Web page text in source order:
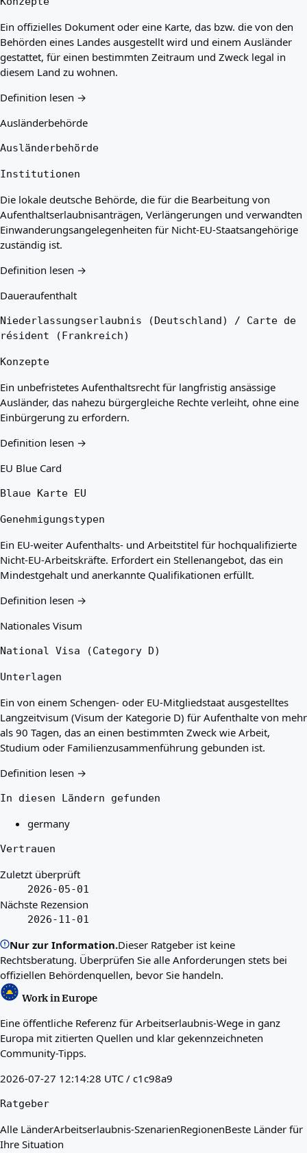
Ein offizielles Dokument oder eine Karte, das bzw. die von den
Behörden eines Landes ausgestellt wird und einem Ausländer
gestattet, für einen bestimmten Zeitraum und Zweck legal in
diesem Land zu wohnen.
Definition lesen →
Ausländerbehörde
Ausländerbehörde
Institutionen
Die lokale deutsche Behörde, die für die Bearbeitung von
Aufenthaltserlaubnisanträgen, Verlängerungen und verwandten
Einwanderungsangelegenheiten für Nicht-EU-Staatsangehörige
zuständig ist.
Definition lesen →
Daueraufenthalt
Niederlassungserlaubnis (Deutschland) / Carte de
résident (Frankreich)
Konzepte
Ein unbefristetes Aufenthaltsrecht für langfristig ansässige
Ausländer, das nahezu bürgergleiche Rechte verleiht, ohne eine
Einbürgerung zu erfordern.
Definition lesen →
EU Blue Card
Blaue Karte EU
Genehmigungstypen
Ein EU-weiter Aufenthalts- und Arbeitstitel für hochqualifizierte
Nicht-EU-Arbeitskräfte. Erfordert ein Stellenangebot, das ein
Mindestgehalt und anerkannte Qualifikationen erfüllt.
Definition lesen →
Nationales Visum
National Visa (Category D)
Unterlagen
Ein von einem Schengen- oder EU-Mitgliedstaat ausgestelltes
Langzeitvisum (Visum der Kategorie D) für Aufenthalte von mehr
als 90 Tagen, das an einen bestimmten Zweck wie Arbeit,
Studium oder Familienzusammenführung gebunden ist.
Definition lesen →
In diesen Ländern gefunden
germany
Vertrauen
Zuletzt überprüft
2026-05-01
Nächste Rezension
2026-11-01
Nur zur Information.Dieser Ratgeber ist keine
Rechtsberatung. Überprüfen Sie alle Anforderungen stets bei
offiziellen Behördenquellen, bevor Sie handeln.
Work in Europe
Eine öffentliche Referenz für Arbeitserlaubnis-Wege in ganz
Europa mit zitierten Quellen und klar gekennzeichneten
Community-Tipps.
2026-07-27 12:14:28 UTC / c1c98a9
Ratgeber
Alle LänderArbeitserlaubnis-SzenarienRegionenBeste Länder für
Ihre Situation